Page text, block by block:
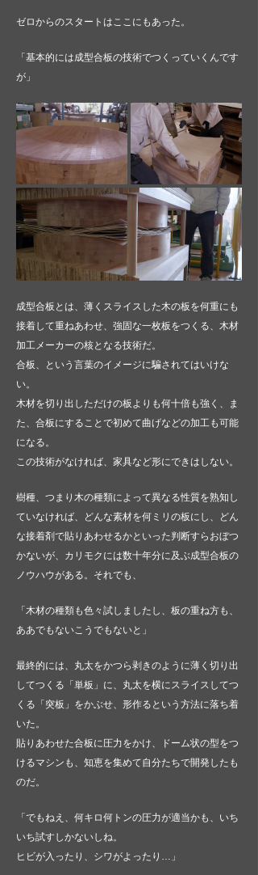
ゼロからのスタートはここにもあった。
「基本的には成型合板の技術でつくっていくんです
が」
成型合板とは、薄くスライスした木の板を何重にも
接着して重ねあわせ、強固な一枚板をつくる、木材
加工メーカーの核となる技術だ。
合板、という言葉のイメージに騙されてはいけな
い。
木材を切り出しただけの板よりも何十倍も強く、ま
た、合板にすることで初めて曲げなどの加工も可能
になる。
この技術がなければ、家具など形にできはしない。
樹種、つまり木の種類によって異なる性質を熟知し
ていなければ、どんな素材を何ミリの板にし、どん
な接着剤で貼りあわせるかといった判断すらおぼつ
かないが、カリモクには数十年分に及ぶ成型合板の
ノウハウがある。それでも、
「木材の種類も色々試しましたし、板の重ね方も、
ああでもないこうでもないと」
最終的には、丸太をかつら剥きのように薄く切り出
してつくる「単板」に、丸太を横にスライスしてつ
くる「突板」をかぶせ、形作るという方法に落ち着
いた。
貼りあわせた合板に圧力をかけ、ドーム状の型をつ
けるマシンも、知恵を集めて自分たちで開発したも
のだ。
「でもねえ、何キロ何トンの圧力が適当かも、いち
いち試すしかないしね。
ヒビが入ったり、シワがよったり…」